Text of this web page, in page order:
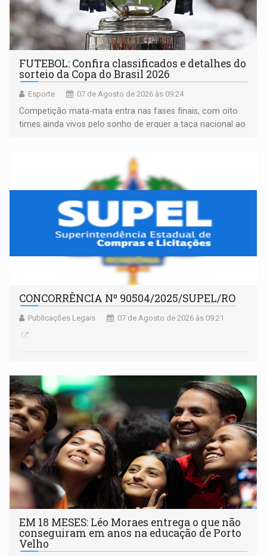
FUTEBOL: Confira classificados e detalhes do
sorteio da Copa do Brasil 2026
Esporte 07 de Agosto de 2026 às 09:24
Competição mata-mata entra nas fases finais, com oito
times ainda vivos pelo sonho de erguer a taça nacional ao
CONCORRÊNCIA Nº 90504/2025/SUPEL/RO
Publicações Legais 07 de Agosto de 2026 às 09:21
EM 18 MESES: Léo Moraes entrega o que não
conseguiram em anos na educação de Porto
Velho